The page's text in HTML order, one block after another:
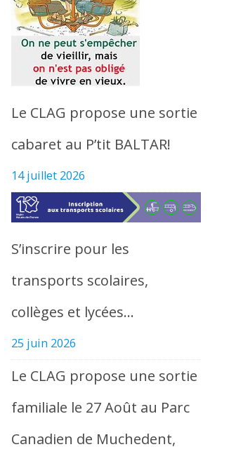
Le CLAG propose une sortie
cabaret au P’tit BALTAR!
14 juillet 2026
S’inscrire pour les
transports scolaires,
collèges et lycées…
25 juin 2026
Le CLAG propose une sortie
familiale le 27 Août au Parc
Canadien de Muchedent,